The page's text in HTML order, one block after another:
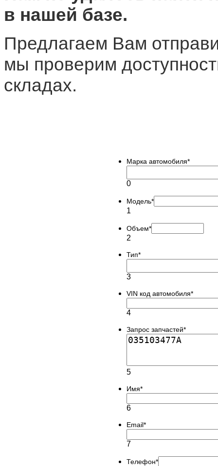
в нашей базе.
Предлагаем Вам
мы проверим
складах.
Марка автомобиля*
0
Модель*
1
Объем*
2
Тип*
3
VIN код автомобиля*
4
Запрос запчастей*
5
Имя*
6
Email*
7
Телефон*